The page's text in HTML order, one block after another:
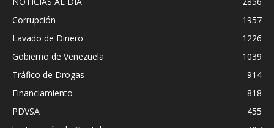
Corrupción
1957
Lavado de Dinero
1226
Gobierno de Venezuela
1039
Tráfico de Drogas
914
Financiamiento
818
PDVSA
455